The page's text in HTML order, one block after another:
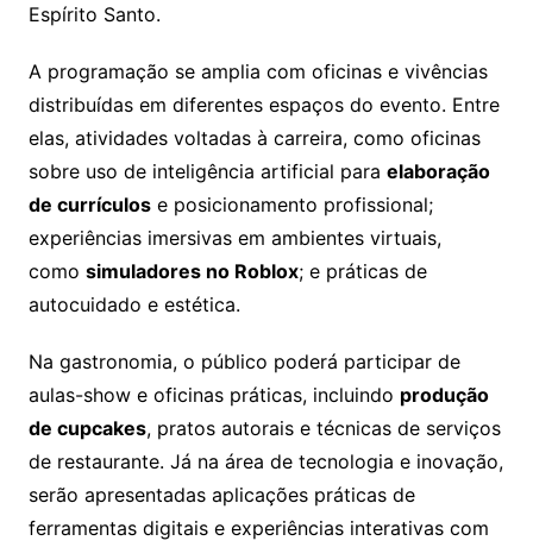
Espírito Santo.
A programação se amplia com oficinas e vivências
distribuídas em diferentes espaços do evento. Entre
elas, atividades voltadas à carreira, como oficinas
sobre uso de inteligência artificial para elaboração
de currículose posicionamento profissional;
experiências imersivas em ambientes virtuais,
como simuladores no Roblox; e práticas de
autocuidado e estética.
Na gastronomia, o público poderá participar de
aulas-show e oficinas práticas, incluindo produção
de cupcakes, pratos autorais e técnicas de serviços
de restaurante. Já na área de tecnologia e inovação,
serão apresentadas aplicações práticas de
ferramentas digitais e experiências interativas com